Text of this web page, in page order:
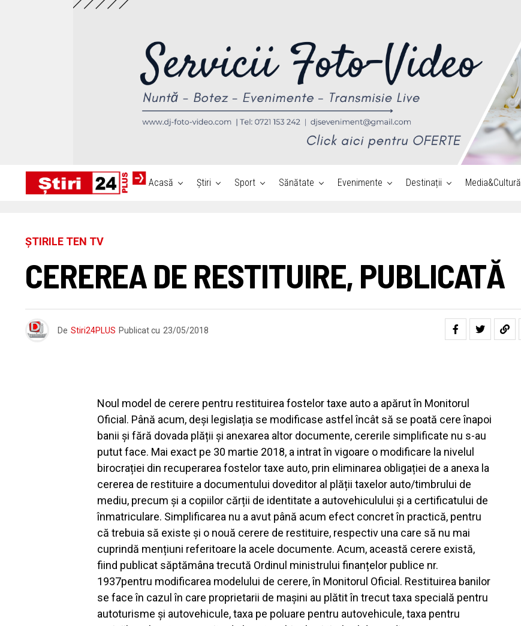
Acasă Știri Sport Sănătate Evenimente Destinații Media&Cultură
ȘTIRILE TEN TV
CEREREA DE RESTITUIRE, PUBLICATĂ
De Stiri24PLUS Publicat cu 23/05/2018
Noul model de cerere pentru restituirea fostelor taxe auto a apărut în Monitorul
Oficial. Până acum, deși legislația se modificase astfel încât să se poată cere înapoi
banii și fără dovada plății și anexarea altor documente, cererile simplificate nu s-au
putut face. Mai exact pe 30 martie 2018, a intrat în vigoare o modificare la nivelul
birocrației din recuperarea fostelor taxe auto, prin eliminarea obligației de a anexa la
cererea de restituire a documentului doveditor al plății taxelor auto/timbrului de
mediu, precum și a copiilor cărții de identitate a autovehiculului și a certificatului de
înmatriculare. Simplificarea nu a avut până acum efect concret în practică, pentru
că trebuia să existe și o nouă cerere de restituire, respectiv una care să nu mai
cuprindă mențiuni referitoare la acele documente. Acum, această cerere există,
fiind publicat săptămâna trecută Ordinul ministrului finanțelor publice nr.
1937pentru modificarea modelului de cerere, în Monitorul Oficial. Restituirea banilor
se face în cazul în care proprietarii de mașini au plătit în trecut taxa specială pentru
autoturisme şi autovehicule, taxa pe poluare pentru autovehicule, taxa pentru